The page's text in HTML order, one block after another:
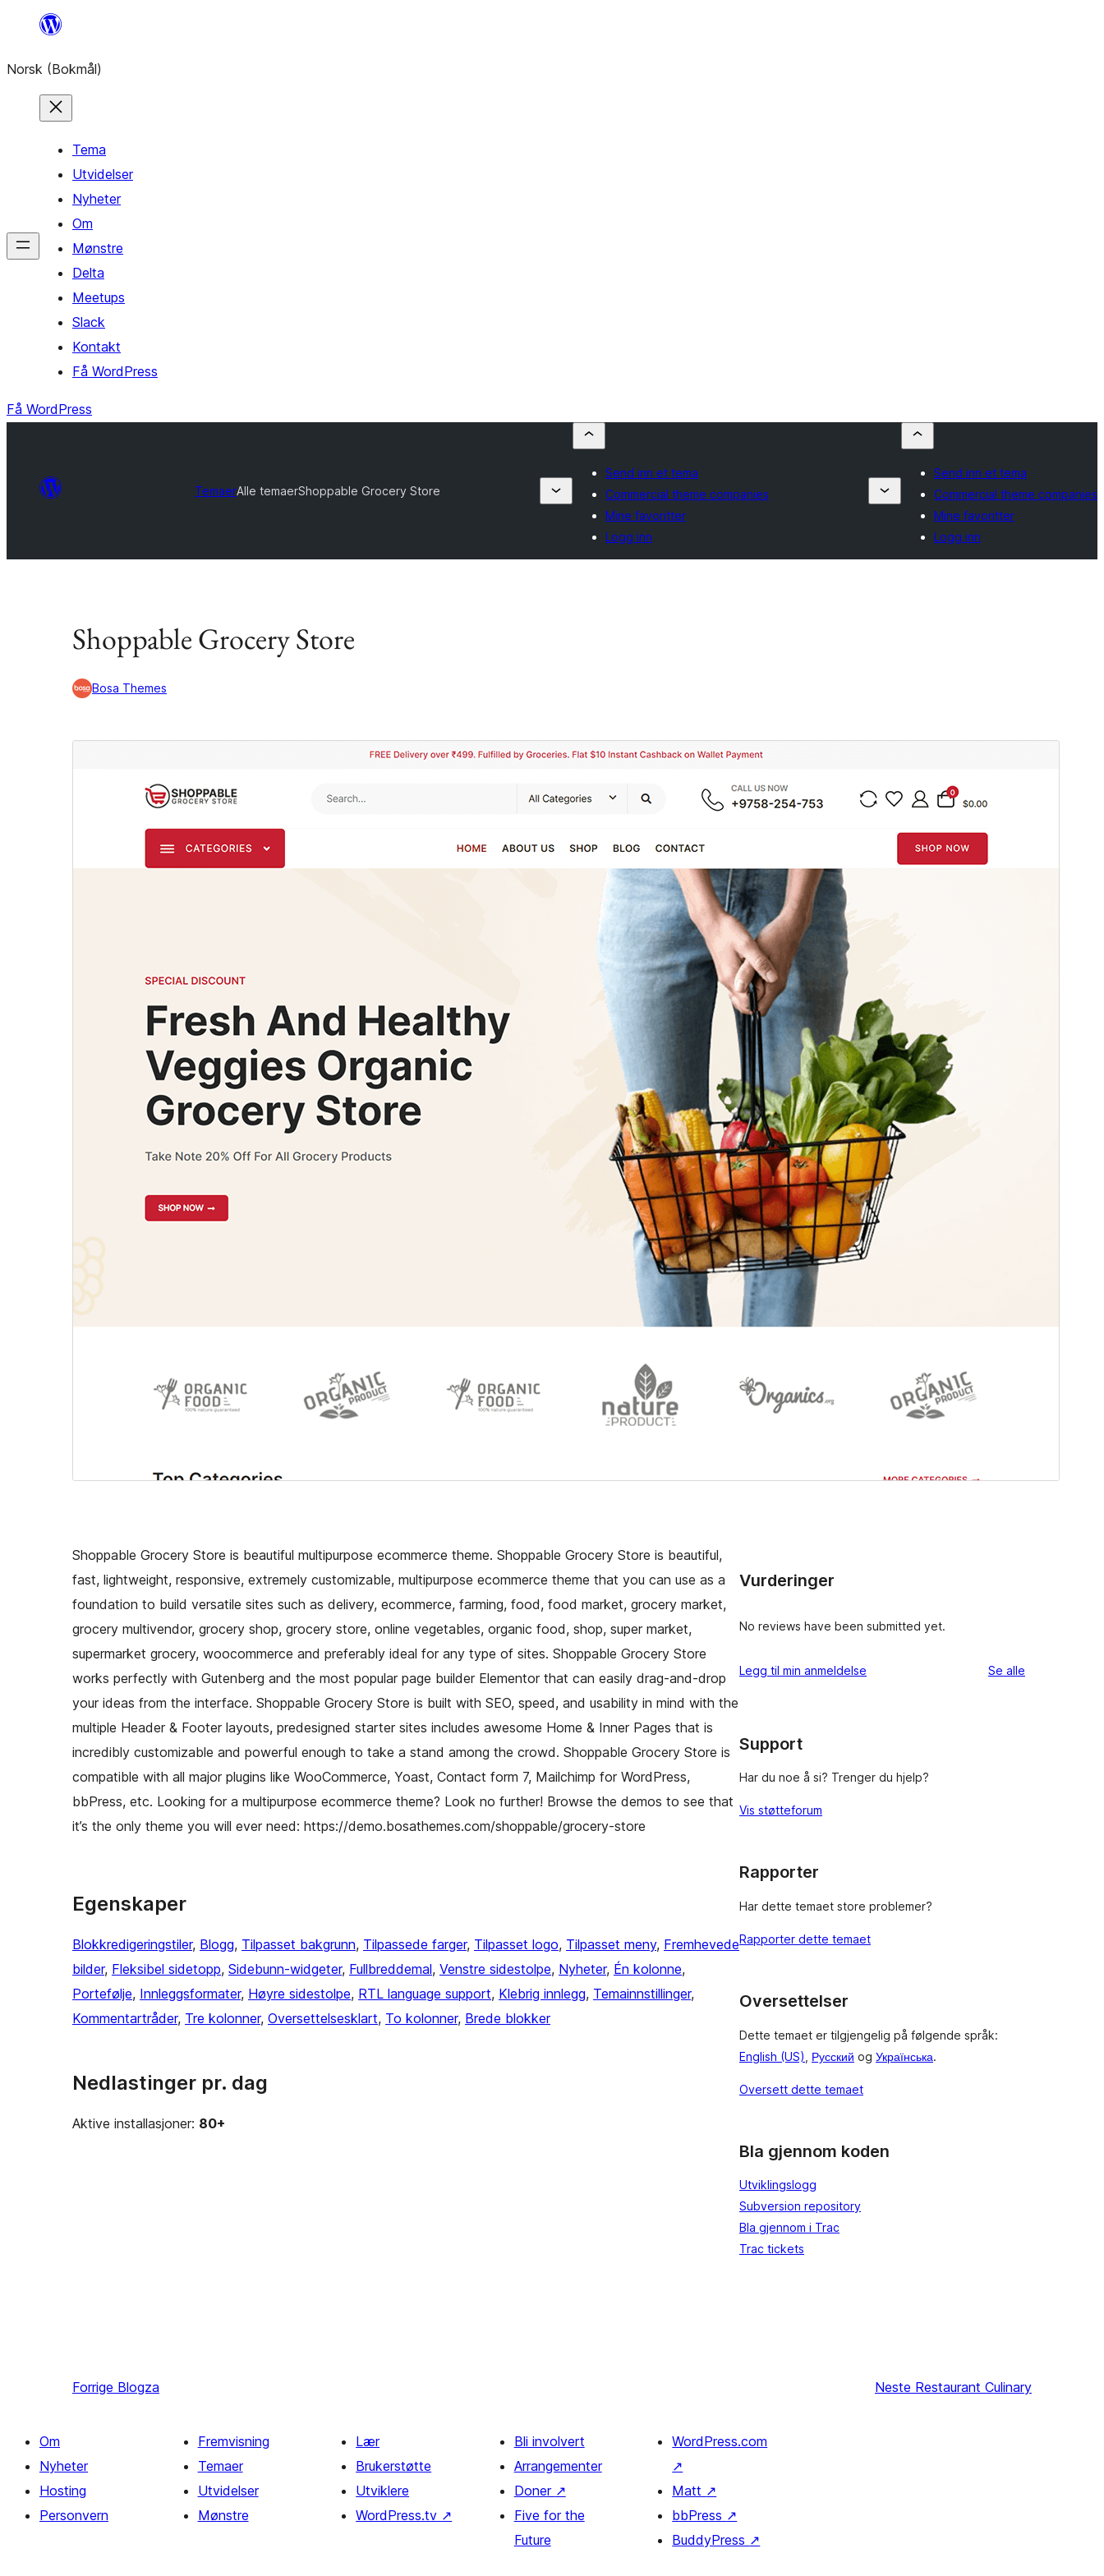
innhold
Norsk (Bokmål)
Tema
Utvidelser
Nyheter
Om
Mønstre
Delta
Meetups
Slack
Kontakt
Få WordPress
Få WordPress
TemaerAlle temaerShoppable Grocery Store
Send inn et tema
Commercial theme companies
Mine favoritter
Logg inn
Send inn et tema
Commercial theme companies
Mine favoritter
Logg inn
Shoppable Grocery Store
Bosa Themes
Forhåndsvis
Dette er et dattertema tilHello
Versjon
Siste oppdatert
Aktive installasjoner
PHP-versjon
Temaets hjemmeside
Shoppable Grocery Store is beautiful multipurpose ecommerce theme. Shoppable Grocery Store is beautiful,
fast, lightweight, responsive, extremely customizable, multipurpose ecommerce theme that you can use as a
foundation to build versatile sites such as delivery, ecommerce, farming, food, food market, grocery market,
grocery multivendor, grocery shop, grocery store, online vegetables, organic food, shop, super market,
supermarket grocery, woocommerce and preferably ideal for any type of sites. Shoppable Grocery Store
works perfectly with Gutenberg and the most popular page builder Elementor that can easily drag-and-drop
your ideas from the interface. Shoppable Grocery Store is built with SEO, speed, and usability in mind with the
multiple Header & Footer layouts, predesigned starter sites includes awesome Home & Inner Pages that is
incredibly customizable and powerful enough to take a stand among the crowd. Shoppable Grocery Store is
compatible with all major plugins like WooCommerce, Yoast, Contact form 7, Mailchimp for WordPress,
bbPress, etc. Looking for a multipurpose ecommerce theme? Look no further! Browse the demos to see that
it’s the only theme you will ever need: https://demo.bosathemes.com/shoppable/grocery-store
Egenskaper
Blokkredigeringstiler, Blogg, Tilpasset bakgrunn, Tilpassede farger, Tilpasset logo, Tilpasset meny, Fremhevede
bilder, Fleksibel sidetopp, Sidebunn-widgeter, Fullbreddemal, Venstre sidestolpe, Nyheter, Én kolonne
Portefølje, Innleggsformater, Høyre sidestolpe, RTL language support, Klebrig innlegg, Temainnstillinger
Kommentartråder, Tre kolonner, Oversettelsesklart, To kolonner, Brede blokker
Nedlastinger pr. dag
Aktive installasjoner: 80+
Vurderinger
No reviews have been submitted yet.
Legg til min anmeldelse Se alle
Support
Har du noe å si? Trenger du hjelp?
Vis støtteforum
Rapporter
Har dette temaet store problemer?
Rapporter dette temaet
Oversettelser
Dette temaet er tilgjengelig på følgende språk:
English (US)
Русский og Українська.
Oversett dette temaet
Bla gjennom koden
Utviklingslogg
Subversion repository
Bla gjennom i Trac
Trac tickets
Forrige Blogza Neste Restaurant Culinary
Om
Nyheter
Hosting
Personvern
Fremvisning
Temaer
Utvidelser
Mønstre
Lær
Brukerstøtte
Utviklere
WordPress.tv ↗
Bli involvert
Arrangementer
Doner ↗
Five for the
Future
WordPress.com
↗
Matt ↗
bbPress ↗
BuddyPress ↗